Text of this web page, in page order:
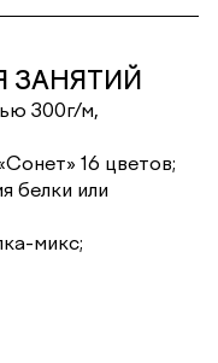
ЗАНЯТИЙ
300г/м,
16 цветов;
белки или
микс;